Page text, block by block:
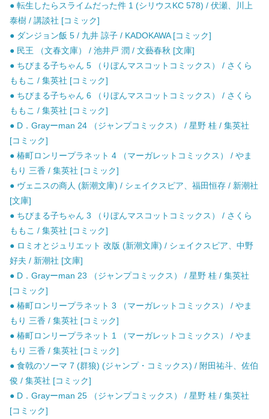
● 転生したらスライムだった件 1 (シリウスKC 578) / 伏瀬、川上
泰樹 / 講談社 [コミック]
● ダンジョン飯 5 / 九井 諒子 / KADOKAWA [コミック]
● 民王 （文春文庫） / 池井戸 潤 / 文藝春秋 [文庫]
● ちびまる子ちゃん 5 （りぼんマスコットコミックス） / さくら
ももこ / 集英社 [コミック]
● ちびまる子ちゃん 6 （りぼんマスコットコミックス） / さくら
ももこ / 集英社 [コミック]
● D．Grayーman 24 （ジャンプコミックス） / 星野 桂 / 集英社
[コミック]
● 椿町ロンリープラネット 4 （マーガレットコミックス） / やま
もり 三香 / 集英社 [コミック]
● ヴェニスの商人 (新潮文庫) / シェイクスピア、福田恒存 / 新潮社
[文庫]
● ちびまる子ちゃん 3 （りぼんマスコットコミックス） / さくら
ももこ / 集英社 [コミック]
● ロミオとジュリエット 改版 (新潮文庫) / シェイクスピア、中野
好夫 / 新潮社 [文庫]
● D．Grayーman 23 （ジャンプコミックス） / 星野 桂 / 集英社
[コミック]
● 椿町ロンリープラネット 3 （マーガレットコミックス） / やま
もり 三香 / 集英社 [コミック]
● 椿町ロンリープラネット 1 （マーガレットコミックス） / やま
もり 三香 / 集英社 [コミック]
● 食戟のソーマ 7 (群狼) (ジャンプ・コミックス) / 附田祐斗、佐伯
俊 / 集英社 [コミック]
● D．Grayーman 25 （ジャンプコミックス） / 星野 桂 / 集英社
[コミック]